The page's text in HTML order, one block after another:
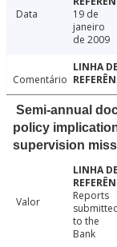
Data
19 de
janeiro
de 2009
Comentário
Semi-annual
policy
supervision
Valor
Reports
to the
Bank